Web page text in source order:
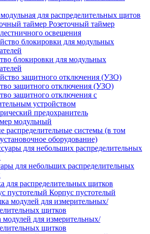
модульная для распределительных щитов
Розеточный таймер
освещения
блокировки для модульных
защитного отключения (УЗО)
защитного отключения с
устройством
предохранитель
модульный
распределительные системы (в том
оборудование)
для небольших распределительных
для распределительных щитков
Корпус пустотелый
для измерительных/
щитков